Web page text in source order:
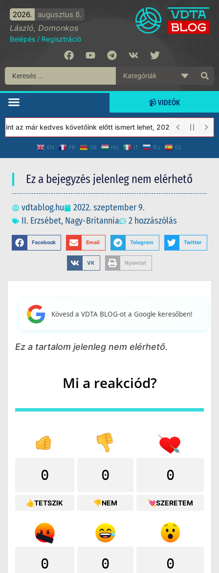
2026. augusztus 8.
László, Domonkos
Belépés / Regisztráció
📹 VIDEÓK
már kedves követőink előtt ismert lehet, 2023-tól a Védett
EN FR DE HU IT RU ES
Ez a bejegyzés jelenleg nem elérhető
vdtablog.hu
2022. szeptember 9.
II. Erzsébet, Nagy-Britannia 2 hozzászólás
Facebook Email Telegram Twitter
VK Nyomtat
Kövesd a VDTA BLOG-ot a Google keresőben!
Ez a tartalom jelenleg nem elérhető.
Mi a reakciód?
0
👍TETSZIK
0
👎NEM
0
💘SZERETEM
0 0 0